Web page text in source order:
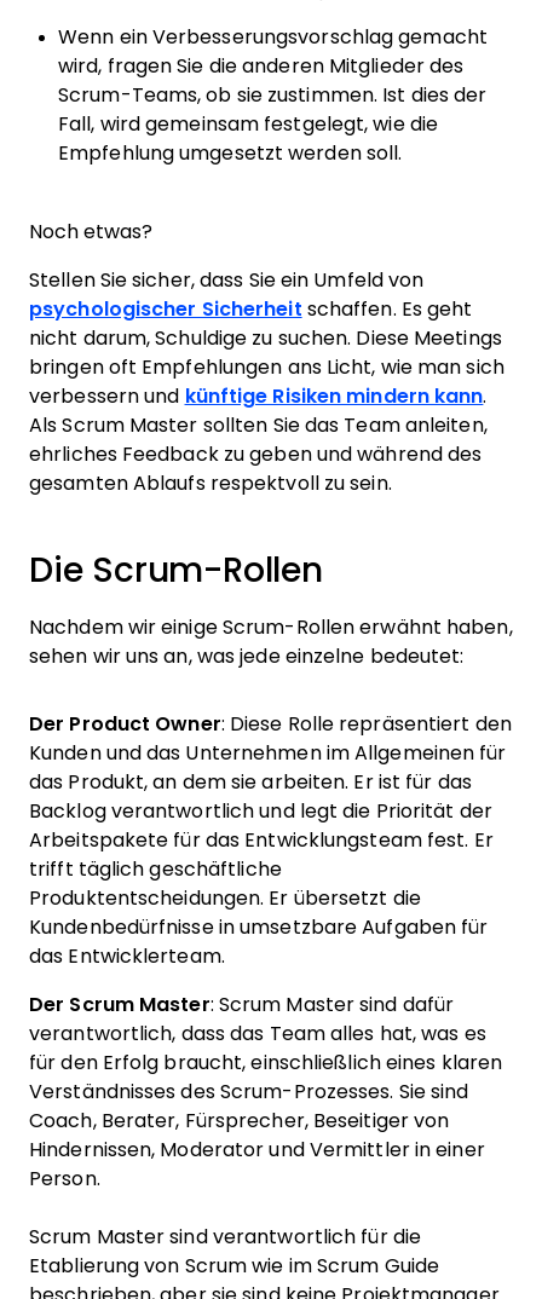
Wenn ein Verbesserungsvorschlag gemacht
wird, fragen Sie die anderen Mitglieder des
Scrum-Teams, ob sie zustimmen. Ist dies der
Fall, wird gemeinsam festgelegt, wie die
Empfehlung umgesetzt werden soll.
Noch etwas?
Stellen Sie sicher, dass Sie ein Umfeld von
psychologischer Sicherheit schaffen. Es geht
nicht darum, Schuldige zu suchen. Diese Meetings
bringen oft Empfehlungen ans Licht, wie man sich
verbessern und künftige Risiken mindern kann.
Als Scrum Master sollten Sie das Team anleiten,
ehrliches Feedback zu geben und während des
gesamten Ablaufs respektvoll zu sein.
Die Scrum-Rollen
Nachdem wir einige Scrum-Rollen erwähnt haben,
sehen wir uns an, was jede einzelne bedeutet:
Der Product Owner: Diese Rolle repräsentiert den
Kunden und das Unternehmen im Allgemeinen für
das Produkt, an dem sie arbeiten. Er ist für das
Backlog verantwortlich und legt die Priorität der
Arbeitspakete für das Entwicklungsteam fest. Er
trifft täglich geschäftliche
Produktentscheidungen. Er übersetzt die
Kundenbedürfnisse in umsetzbare Aufgaben für
das Entwicklerteam.
Der Scrum Master: Scrum Master sind dafür
verantwortlich, dass das Team alles hat, was es
für den Erfolg braucht, einschließlich eines klaren
Verständnisses des Scrum-Prozesses. Sie sind
Coach, Berater, Fürsprecher, Beseitiger von
Hindernissen, Moderator und Vermittler in einer
Person.
Scrum Master sind verantwortlich für die
Etablierung von Scrum wie im Scrum Guide
beschrieben, aber sie sind keine Projektmanager